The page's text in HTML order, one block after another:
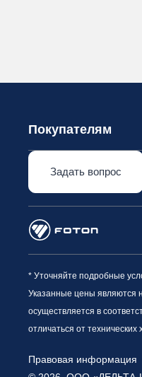
Покупателям
Задать вопрос
* Уточняйте подробные
Указанные цены являются
осуществляется в
отличаться от
Правовая информация